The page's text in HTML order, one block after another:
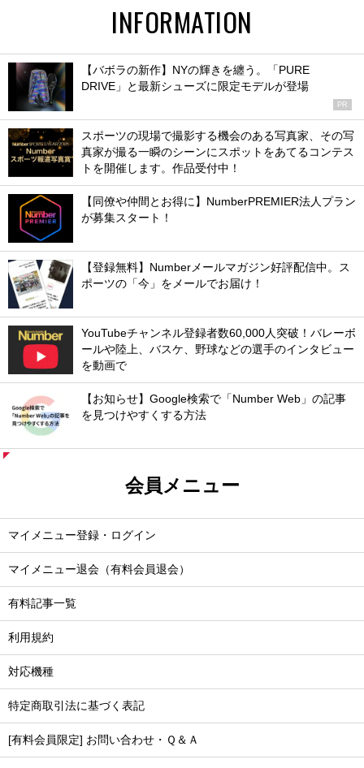
INFORMATION
【バボラの新作】NYの輝きを纏う。「PURE
DRIVE」と最新シューズに限定モデルが登場
PR
スポーツの現場で撮影する機会のある写真家、その写
真家が撮る一瞬のシーンにスポットをあてるコンテス
トを開催します。作品受付中！
【同僚や仲間とお得に】NumberPREMIER法人プラン
が募集スタート！
【登録無料】Numberメールマガジン好評配信中。ス
ポーツの「今」をメールでお届け！
YouTubeチャンネル登録者数60,000人突破！バレーボ
ールや陸上、バスケ、野球などの選手のインタビュー
を動画で
【お知らせ】Google検索で「Number Web」の記事
を見つけやすくする方法
会員メニュー
マイメニュー登録・ログイン
マイメニュー退会（有料会員退会）
有料記事一覧
利用規約
対応機種
特定商取引法に基づく表記
[有料会員限定] お問い合わせ・Ｑ＆Ａ